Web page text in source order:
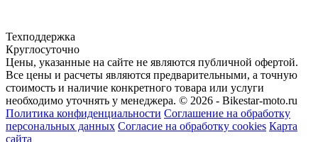
Техподдержка
Круглосуточно
Цены, указанные на сайте не являются публичной офертой.
Все цены и расчеты являются предварительными, а точную
стоимость и наличие конкретного товара или услуги
необходимо уточнять у менеджера. © 2026 - Bikestar-moto.ru
Политика конфиденциальности Соглашение на обработку
персональных данных Согласие на обработку cookies Карта
сайта